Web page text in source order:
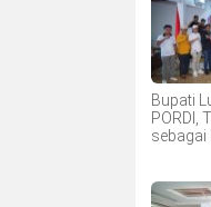
Bupati
PORDI,
sebagai